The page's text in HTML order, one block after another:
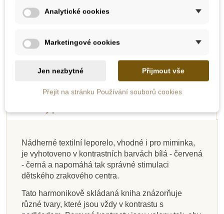
Přidat do košíku
Skladem
Taf Toys Otočná
knížka příroda,
černo-bílá
Skladem
Moje další znaky
Skladem
Svojtka & CO Jak to
žije v Jesličkách
Skladem
Skladem
Divoká zvířata
Skladem
Skladem
Moje první
knihovnička - Slůvka
Do školy
Skladem
žádné záchvaty
vzteku
Popis
Nádherné textilní leporelo, vhodné i pro miminka,
je vyhotoveno v kontrastních barvách bílá - červená
- černá a napomáhá tak správné stimulaci
dětského zrakového centra.
Tato harmonikově skládaná kniha znázorňuje
různé tvary, které jsou vždy v kontrastu s
Analytické cookies
Marketingové cookies
Jen nezbytné Přijmout vše
Přejít na stránku Používání souborů cookies